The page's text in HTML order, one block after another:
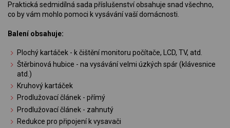
Praktická sedmidílná sada příslušenství obsahuje snad všechno,
co by vám mohlo pomoci k vysávání vaší domácnosti.
Balení obsahuje:
Plochý kartáček - k čištění monitoru počítače, LCD, TV, atd.
Štěrbinová hubice - na vysávání velmi úzkých spár (klávesnice
atd.)
Kruhový kartáček
Prodlužovací článek - přímý
Prodlužovací článek - zahnutý
Redukce pro připojení k vysavači